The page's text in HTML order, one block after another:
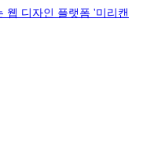
웹 디자인 플랫폼 '미리캔